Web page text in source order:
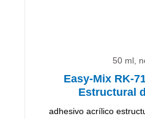
50 ml,
Easy-Mix RK-
Estructural
adhesivo acrílico